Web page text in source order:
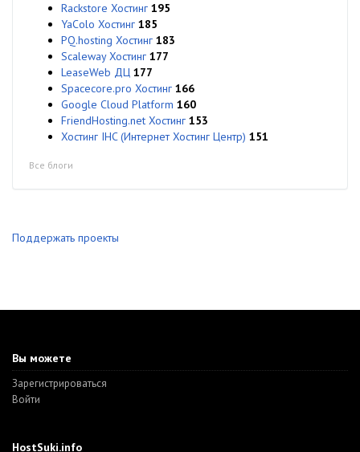
Rackstore Хостинг 195
YaColo Хостинг 185
PQ.hosting Хостинг 183
Scaleway Хостинг 177
LeaseWeb ДЦ 177
Spacecore.pro Хостинг 166
Google Cloud Platform 160
FriendHosting.net Хостинг 153
Хостинг IHC (Интернет Хостинг Центр) 151
Все блоги
Поддержать проекты
Вы можете
Зарегистрироваться
Войти
HostSuki.info